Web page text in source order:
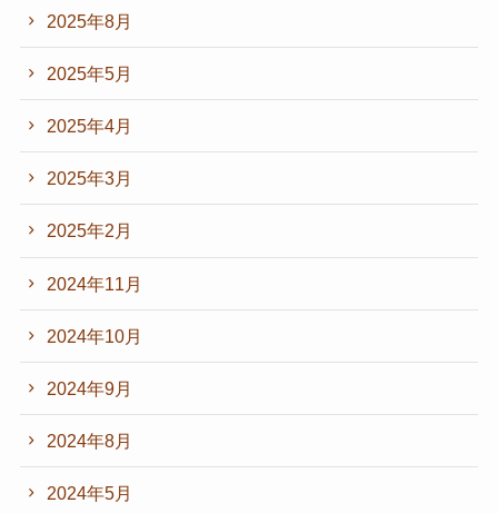
2025年8月
2025年5月
2025年4月
2025年3月
2025年2月
2024年11月
2024年10月
2024年9月
2024年8月
2024年5月